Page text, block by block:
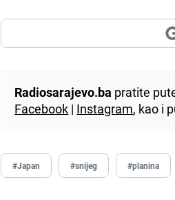
Radiosarajevo.ba pratite
Facebook | Instagram, kao i
#Japan #snijeg #planina